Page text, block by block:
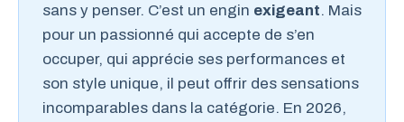
sans y penser. C’est un engin exigeant. Mais
pour un passionné qui accepte de s’en
occuper, qui apprécie ses performances et
son style unique, il peut offrir des sensations
incomparables dans la catégorie. En 2026,